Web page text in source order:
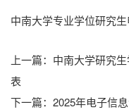
中南大学专业学位研究
上一篇： 中南大学研究
表
下一篇： 2025年电子信